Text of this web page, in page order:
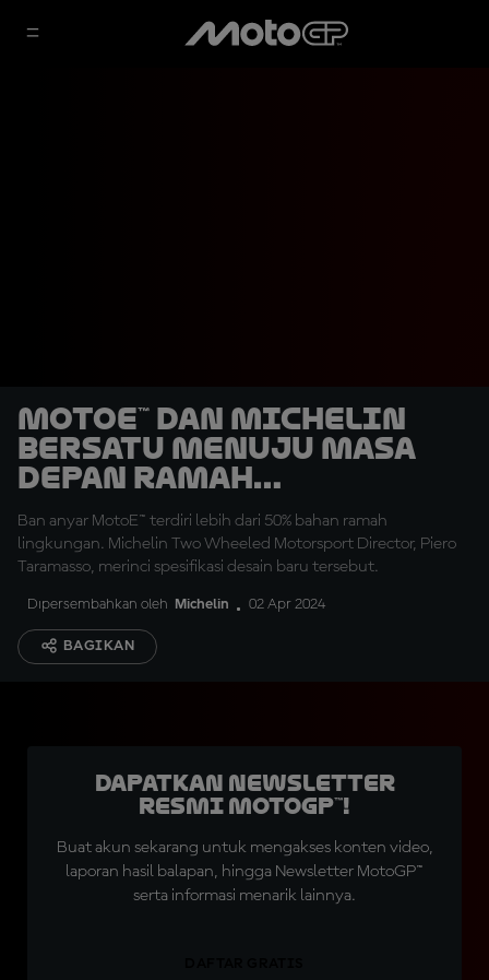
MotoE™ dan Michelin
Bersatu Menuju Masa
Depan Ramah
Lingkungan
Ban anyar MotoE™ terdiri lebih dari 50% bahan ramah
lingkungan. Michelin Two Wheeled Motorsport Director, Piero
Taramasso, merinci spesifikasi desain baru tersebut.
Dipersembahkan oleh Michelin 02 Apr 2024
BAGIKAN
Dapatkan Newsletter
Resmi MotoGP™!
Buat akun sekarang untuk mengakses konten video,
laporan hasil balapan, hingga Newsletter MotoGP™
serta informasi menarik lainnya.